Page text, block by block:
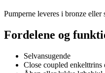
Pumperne leveres i bronze eller
Fordelene og
Selvansugende
Close coupled enkelttrins